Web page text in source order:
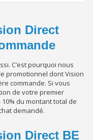
Direct
C’est pourquoi nous
promotionnel dont Vision
commande. Si vous
de votre premier
du montant total de
demandé.
Direct BE